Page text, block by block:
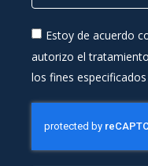
Estoy de acuerdo
autorizo el
los fines